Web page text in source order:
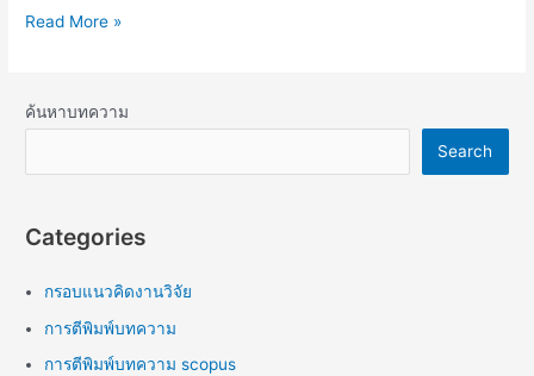
Read More »
ค้นหาบทความ
Search
Categories
กรอบแนวคิดงานวิจัย
การตีพิมพ์บทความ
การตีพิมพ์บทความ scopus